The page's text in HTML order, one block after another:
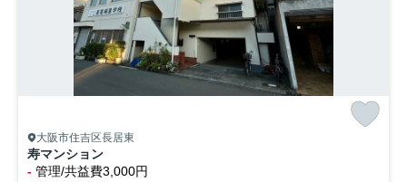
大阪市住吉区長居東
寿マンション
- 管理/共益費3,000円